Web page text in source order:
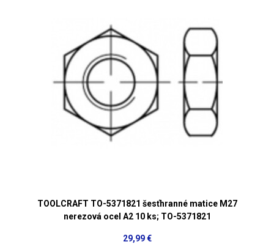
TOOLCRAFT TO-5371821 šesťhranné matice M27
nerezová ocel A2 10 ks; TO-5371821
29,99 €